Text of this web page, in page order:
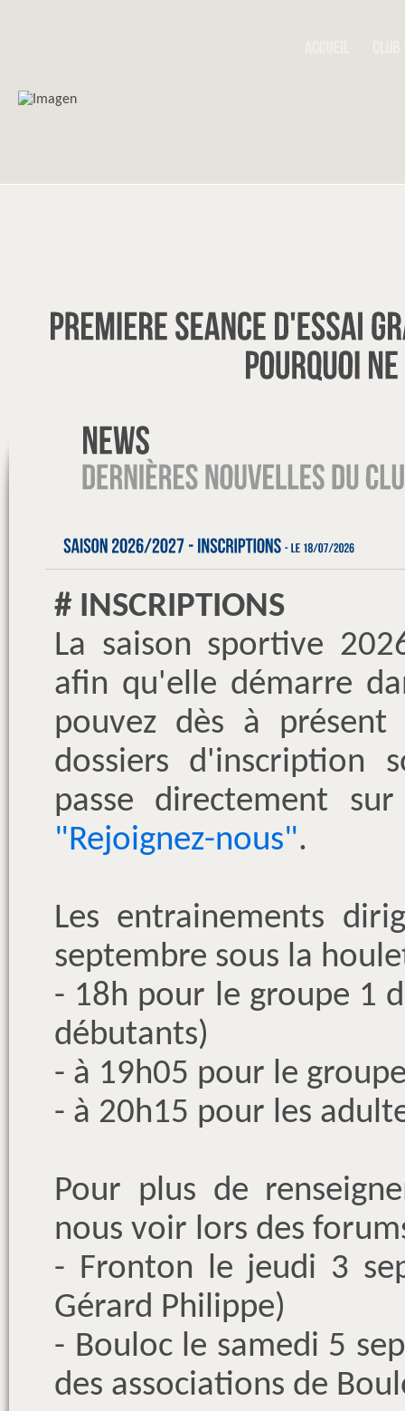
# INSCRIPTIONS
La saison sportive
afin qu'elle démarre
pouvez dès à
dossiers d'inscription
passe directement
"Rejoignez-nous".
Les entrainements
septembre sous la
- 18h pour le groupe 1
débutants)
- à 19h05 pour le
- à 20h15 pour les
Pour plus de
nous voir lors des
- Fronton le jeudi 3
Gérard Philippe)
- Bouloc le samedi 5
des associations de